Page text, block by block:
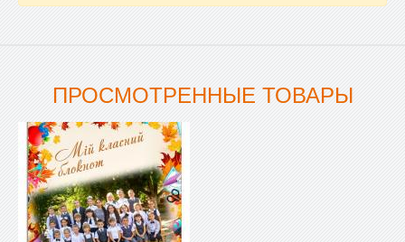
ПРОСМОТРЕННЫЕ ТОВАРЫ